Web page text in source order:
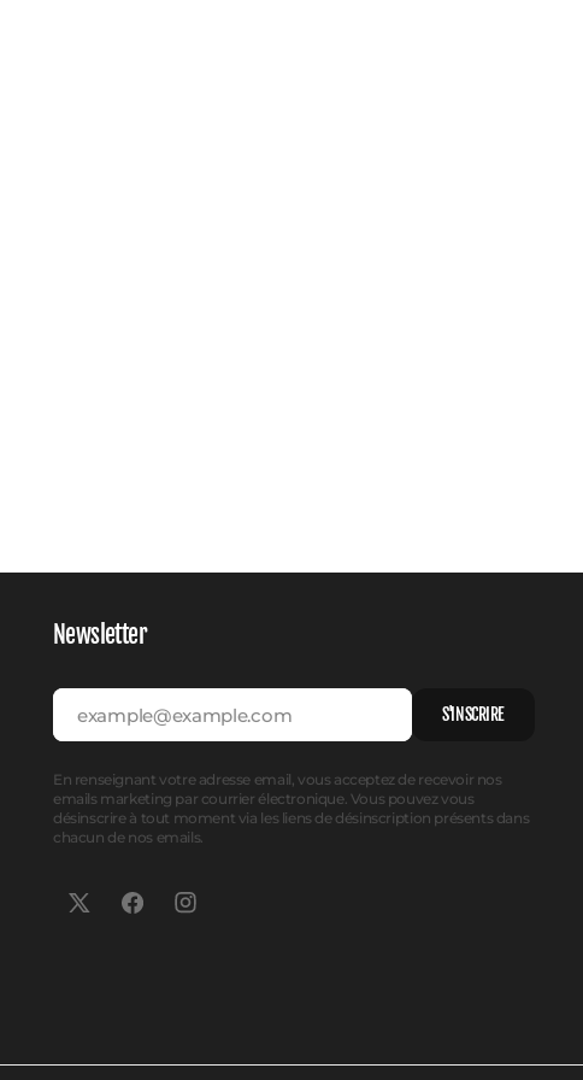
Newsletter
example@example.com S'INSCRIRE
En renseignant votre adresse email, vous acceptez de recevoir nos
emails marketing par courrier électronique. Vous pouvez vous
désinscrire à tout moment via les liens de désinscription présents dans
chacun de nos emails.